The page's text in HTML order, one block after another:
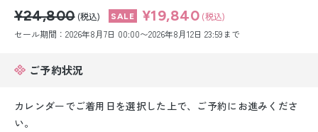
小物販売品
¥24,800 (税込) ¥19,840 (税込)
セール期間：2026年8月7日 00:00〜2026年8月12日 23:59まで
ご予約状況
カレンダーでご着用日を選択した上で、ご予約にお進みくださ
い。